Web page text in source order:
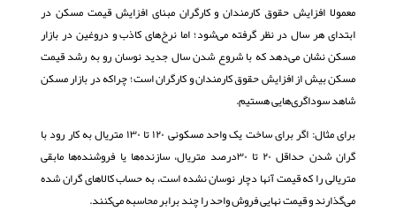
معمولا افزایش حقوق کارمندان و کارگران مبنای افزایش قیمت مسکن در
ابتدای هر سال در نظر گرفته می‌شود؛ اما نرخ‌های کاذب و دروغین در بازار
مسکن نشان می‌دهد که با شروع شدن سال جدید نوسان رو به رشد قیمت
مسکن بیش از افزایش حقوق کارمندان و کارگران است؛ چراکه در بازار مسکن
شاهد سوداگری‌هایی هستیم.
برای مثال‌: اگر برای ساخت یک واحد مسکونی ۱۲۰ تا ۱۳۰ متریال به کار رود با
گران شدن حداقل ۲۰ تا ۳۰‌درصد متریال، سازنده‌ها یا فروشنده‌ها مابقی
متریالی را که قیمت آنها دچار نوسان نشده است، به حساب کالاهای گران شده
می‌گذارند و قیمت نهایی فروش واحد را چند برابر محاسبه می‌کنند.